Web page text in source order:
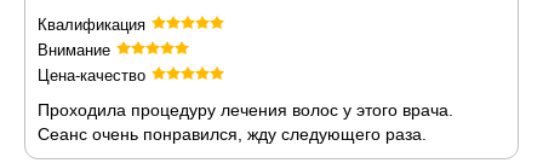
Квалификация
Внимание
Цена-качество
Проходила процедуру лечения волос у этого врача.
Сеанс очень понравился, жду следующего раза.